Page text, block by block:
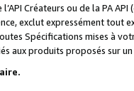
Créateurs ou de la PA
exclut expressément tout
Spécifications mises à
aux produits proposés sur